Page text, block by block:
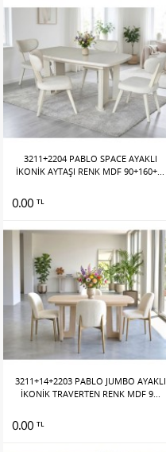
3211+2204 PABLO SPACE AYAKLI
İKONİK AYTAŞI RENK MDF 90+160+...
0.00 TL
3211+14+2203 PABLO JUMBO AYAKLI
İKONİK TRAVERTEN RENK MDF 9...
0.00 TL